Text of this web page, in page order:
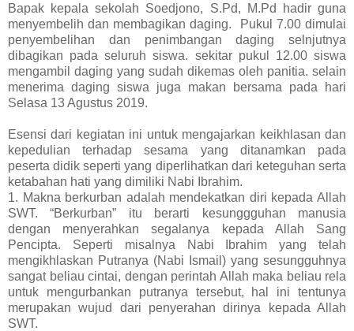
Bapak kepala sekolah Soedjono, S.Pd, M.Pd hadir guna
menyembelih dan membagikan daging. Pukul 7.00 dimulai
penyembelihan dan penimbangan daging selnjutnya
dibagikan pada seluruh siswa. sekitar pukul 12.00 siswa
mengambil daging yang sudah dikemas oleh panitia. selain
menerima daging siswa juga makan bersama pada hari
Selasa 13 Agustus 2019.
Esensi dari kegiatan ini untuk mengajarkan keikhlasan dan
kepedulian terhadap sesama yang ditanamkan pada
peserta didik seperti yang diperlihatkan dari keteguhan serta
ketabahan hati yang dimiliki Nabi Ibrahim.
1. Makna berkurban adalah mendekatkan diri kepada Allah
SWT. “Berkurban” itu berarti kesunggguhan manusia
dengan menyerahkan segalanya kepada Allah Sang
Pencipta. Seperti misalnya Nabi Ibrahim yang telah
mengikhlaskan Putranya (Nabi Ismail) yang sesungguhnya
sangat beliau cintai, dengan perintah Allah maka beliau rela
untuk mengurbankan putranya tersebut, hal ini tentunya
merupakan wujud dari penyerahan dirinya kepada Allah
SWT.